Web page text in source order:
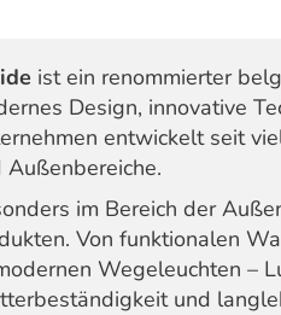
ist ein renommierter
Design, innovative
entwickelt seit
Außenbereiche.
im Bereich der
Von funktionalen
Wegeleuchten –
und